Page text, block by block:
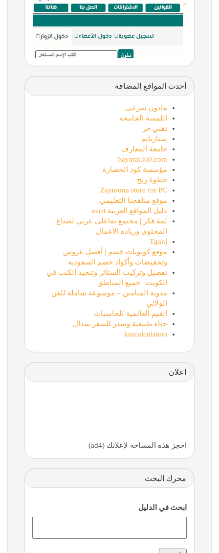
<
أحدث المواقع المضافة
ماذون شرعي
اللمسة الجامحة
تقني حر
ستارتايم
جامعة المعارف
Sayarat360.com
مؤسسة كود الحضارة
خطوة ربح
Zaytoona store for PC
موقع مناهجنا التعليمي
دليل المواقع العربية eerrt
لمة فكر | مجتمع تفاعلي عربي لصناع
المحتوى وريادة الأعمال
Tganj
موقع كوبونات خصم | أفضل عروض
وتخفيضات وأكواد خصم السعودية
تفصيل وتركيب الستائر وتنجيد الكنب في
الكويت | جميع المناطق
مدونة الميامين – موسوعة شاملة للفن
الولائي
القيم العالمية للحاسبات
حناء طبيعية وسدر للشعر سدال
ksacalculators
اعلان
احجز هذه المساحه لإعلانك (ad4)
محرك البحث
ابحث في الدليل